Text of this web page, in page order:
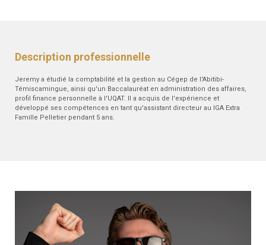
Description professionnelle
Jeremy a étudié la comptabilité et la gestion au Cégep de l'Abitibi-
Témiscamingue, ainsi qu'un Baccalauréat en administration des affaires,
profil finance personnelle à l'UQAT. Il a acquis de l'expérience et
développé ses compétences en tant qu'assistant directeur au IGA Extra
Famille Pelletier pendant 5 ans.